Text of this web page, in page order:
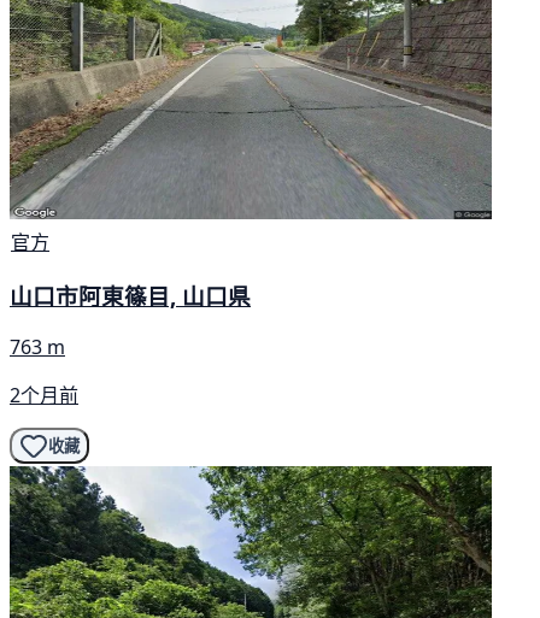
官方
山口市阿東篠目, 山口県
763 m
2个月前
收藏